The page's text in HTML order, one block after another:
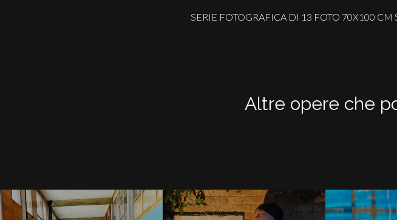
SERIE FOTOGRAFICA DI 13 FOTO 70X100
Altre opere che